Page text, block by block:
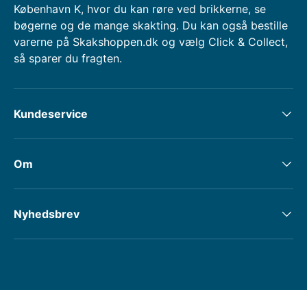
København K, hvor du kan røre ved brikkerne, se
bøgerne og de mange skakting. Du kan også bestille
varerne på Skakshoppen.dk og vælg Click & Collect,
så sparer du fragten.
Kundeservice
Om
Nyhedsbrev